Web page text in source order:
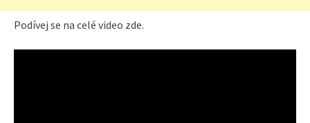
Podívej se na celé video zde.